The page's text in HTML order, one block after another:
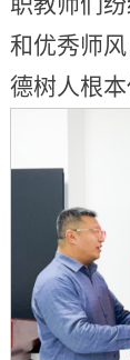
和优秀师
德树人根